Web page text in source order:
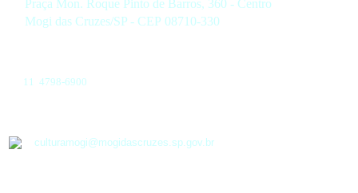
Praça Mon. Roque Pinto de Barros, 360 - Centro
Mogi das Cruzes/SP - CEP 08710-330
11 4798-6900
culturamogi@mogidascruzes.sp.gov.br